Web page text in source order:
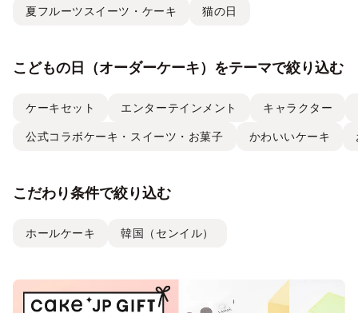
夏フルーツスイーツ・ケーキ 猫の日
こどもの日（オーダーケーキ）をテーマで絞り込む
ケーキセット エンターテインメント キャラクター
公式コラボケーキ・スイーツ・お菓子 かわいいケーキ
こだわり条件で絞り込む
ホールケーキ 韓国（センイル）